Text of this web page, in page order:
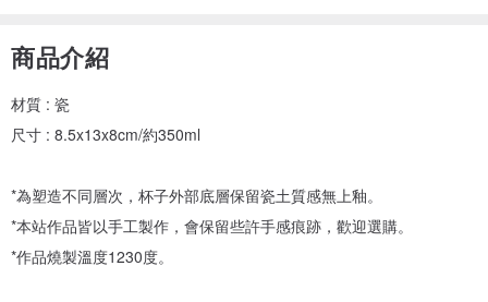
商品介紹
材質 : 瓷
尺寸 : 8.5x13x8cm/約350ml
*為塑造不同層次，杯子外部底層保留瓷土質感無上釉。
*本站作品皆以手工製作，會保留些許手感痕跡，歡迎選購。
*作品燒製溫度1230度。